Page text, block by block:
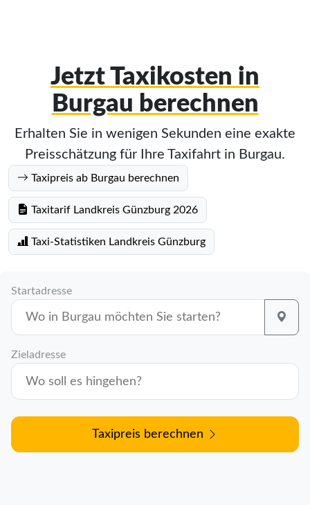
Jetzt Taxikosten in
Burgau berechnen
Erhalten Sie in wenigen Sekunden eine exakte
Preisschätzung für Ihre Taxifahrt in Burgau.
Taxipreis ab Burgau berechnen
Taxitarif Landkreis Günzburg 2026
Taxi-Statistiken Landkreis Günzburg
Startadresse
Zieladresse
Taxipreis berechnen